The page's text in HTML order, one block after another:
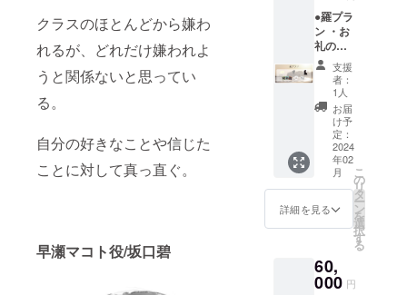
クラスのほとんどから嫌わ
れるが、どれだけ嫌われよ
うと関係ないと思ってい
る。
自分の好きなことや信じた
ことに対して真っ直ぐ。
早瀬マコト役/坂口碧
ポス
ター ・
ステッ
カー(三
種類)
をご記
入くだ
さい。
第三者
を特定
する名
前や公
序良俗
に反す
るお名
前は掲
載いた
しかね
ますの
で、予
い。）
・ミニ
●羅プラ
ン ・お
礼の
メール
・エン
ドロー
ルクレ
ジット
(中)
（ご支
援時、
必ず備
考欄に
ご希望
のお名
前
クネー
ム可）
支援
者：
1人
お届
け予
定：
2024
年02
月
詳細を見る
こ
の
リ
タ
ー
ン
を
選
択
す
る
60,
000 円